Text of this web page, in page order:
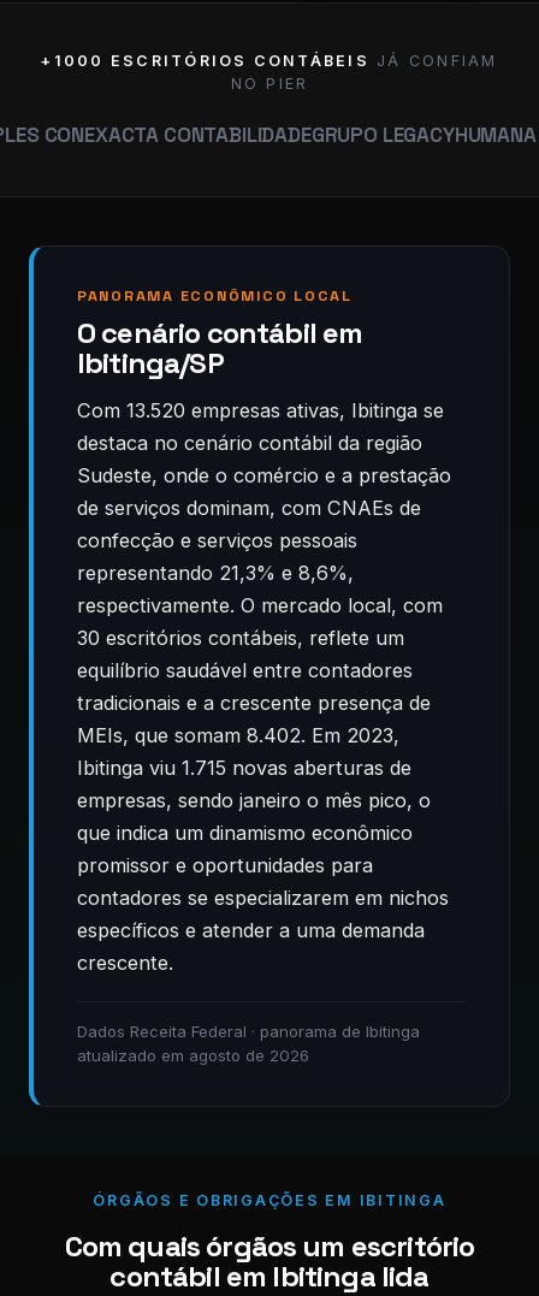
+1000 ESCRITÓRIOS CONTÁBEIS
JÁ CONFIAM
NO PIER
CONTABILIDADEGRUPO LEGACYHUMANA
PANORAMA ECONÔMICO LOCAL
O cenário contábil em
Ibitinga/SP
Com 13.520 empresas ativas, Ibitinga se
destaca no cenário contábil da região
Sudeste, onde o comércio e a prestação
de serviços dominam, com CNAEs de
confecção e serviços pessoais
representando 21,3% e 8,6%,
respectivamente. O mercado local, com
30 escritórios contábeis, reflete um
equilíbrio saudável entre contadores
tradicionais e a crescente presença de
MEIs, que somam 8.402. Em 2023,
Ibitinga viu 1.715 novas aberturas de
empresas, sendo janeiro o mês pico, o
que indica um dinamismo econômico
promissor e oportunidades para
contadores se especializarem em nichos
específicos e atender a uma demanda
crescente.
Dados Receita Federal · panorama de Ibitinga
atualizado em agosto de 2026
ÓRGÃOS E OBRIGAÇÕES EM IBITINGA
Com quais órgãos um escritório
contábil em Ibitinga lida